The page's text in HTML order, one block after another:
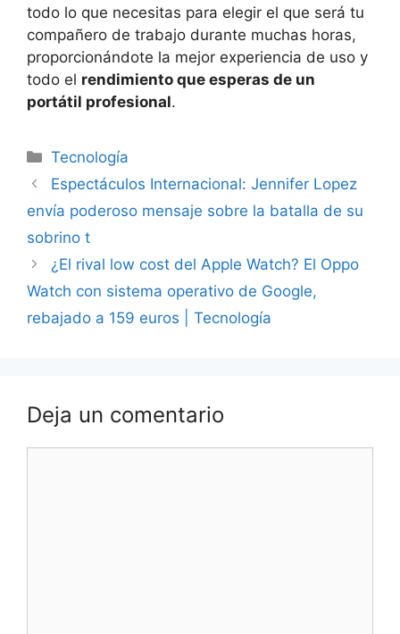
todo lo que necesitas para elegir el que será tu
compañero de trabajo durante muchas horas,
proporcionándote la mejor experiencia de uso y
todo el rendimiento que esperas de un
portátil profesional.
Categorías
Tecnología
Espectáculos Internacional: Jennifer Lopez
envía poderoso mensaje sobre la batalla de su
sobrino t
¿El rival low cost del Apple Watch? El Oppo
Watch con sistema operativo de Google,
rebajado a 159 euros | Tecnología
Deja un comentario